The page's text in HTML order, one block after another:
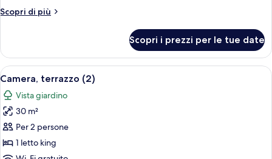
Tented)
Scopri di più
Altri
idromassaggio
(Berber
Tented)
Scopri i prezzi per le tue date
Apri
tutte
le
foto
per
Camera,
terrazzo
Camera, terrazzo (2) | 1 camera,
5
Camera, terrazzo (2)
Vista giardino
30 m²
Per 2 persone
1 letto king